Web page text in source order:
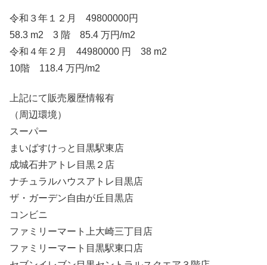
令和３年１２月 49800000円
58.3 m2 3 階 85.4 万円/m2
令和４年２月 44980000 円 38 m2
10階 118.4 万円/m2
上記にて販売履歴情報有
（周辺環境）
スーパー
まいばすけっと目黒駅東店
成城石井アトレ目黒２店
ナチュラルハウスアトレ目黒店
ザ・ガーデン自由が丘目黒店
コンビニ
ファミリーマート上大崎三丁目店
ファミリーマート目黒駅東口店